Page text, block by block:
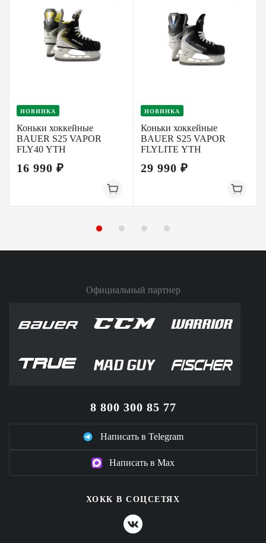
НОВИНКА
Коньки хоккейные
BAUER S25 VAPOR
FLY40 YTH
16 990 ₽
НОВИНКА
Коньки хоккейные
BAUER S25 VAPOR
FLYLITE YTH
29 990 ₽
Официальный партнер
8 800 300 85 77
Написать в Telegram
Написать в Max
ХОКК В СОЦСЕТЯХ